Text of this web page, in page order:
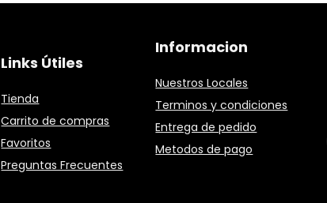
Links Útiles
Tienda
Carrito de compras
Favoritos
Preguntas Frecuentes
Informacion
Nuestros Locales
Terminos y condiciones
Entrega de pedido
Metodos de pago